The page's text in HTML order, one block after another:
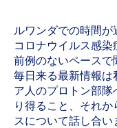
ルワンダでの時間
コロナウイルス感
前例のないペース
毎日来る最新情報は
ア人のプロトン部
り得ること、それ
スについて話し合い